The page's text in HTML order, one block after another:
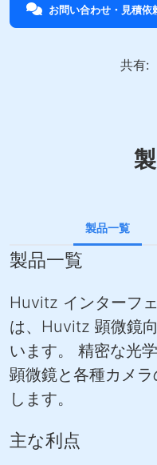
お問い合わせ・見積依
共有:
製品一覧
製品一覧
Huvitz インターフ
は、Huvitz 顕微鏡
います。 精密な光
顕微鏡と各種カメ
します。
主な利点